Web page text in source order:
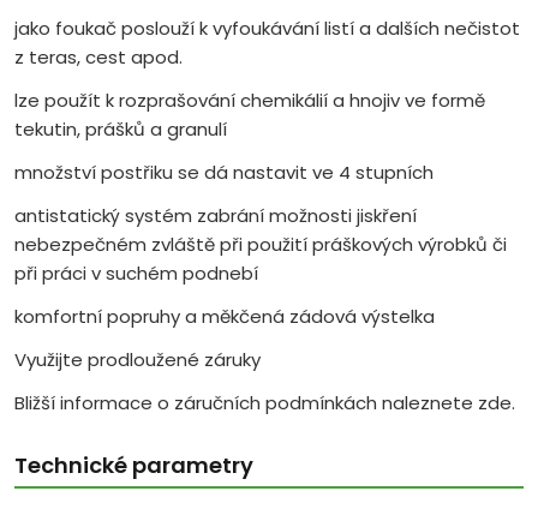
jako foukač poslouží k vyfoukávání listí a dalších nečistot
z teras, cest apod.
lze použít k rozprašování chemikálií a hnojiv ve formě
tekutin, prášků a granulí
množství postřiku se dá nastavit ve 4 stupních
antistatický systém zabrání možnosti jiskření
nebezpečném zvláště při použití práškových výrobků či
při práci v suchém podnebí
komfortní popruhy a měkčená zádová výstelka
Využijte prodloužené záruky
Bližší informace o záručních podmínkách naleznete zde.
Technické parametry